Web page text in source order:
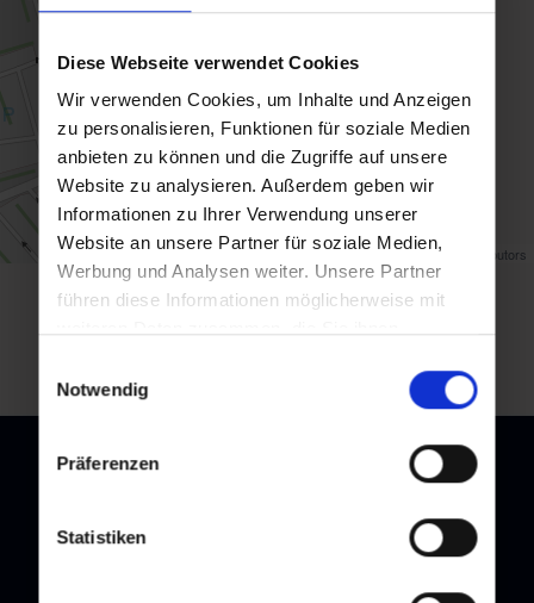
Diese Webseite verwendet Cookies
Wir verwenden Cookies, um Inhalte und Anzeigen
zu personalisieren, Funktionen für soziale Medien
anbieten zu können und die Zugriffe auf unsere
Website zu analysieren. Außerdem geben wir
Informationen zu Ihrer Verwendung unserer
Website an unsere Partner für soziale Medien,
Werbung und Analysen weiter. Unsere Partner
führen diese Informationen möglicherweise mit
Nutzung der Dienste gesammelt haben.
Notwendig
Präferenzen
Statistiken
Map data ©OpenStreetMap contributors
back to overview